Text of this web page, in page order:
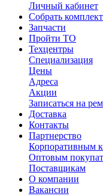
Личный кабинет
Собрать
Запчасти
Пройти ТО
Техцентры
Специализация
Цены
Адреса
Акции
Записаться на
Доставка
Контакты
Партнерство
Корпоративным
Оптовым
Поставщикам
О компании
Вакансии